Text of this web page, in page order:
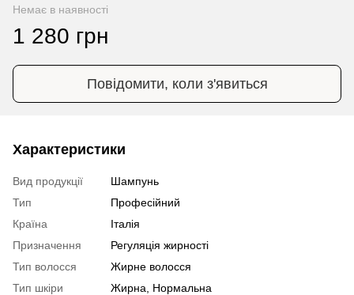
Немає в наявності
1 280 грн
Повідомити, коли з'явиться
Характеристики
Вид продукції
Шампунь
Тип
Професійний
Країна
Італія
Призначення
Регуляція жирності
Тип волосся
Жирне волосся
Тип шкіри
Жирна, Нормальна